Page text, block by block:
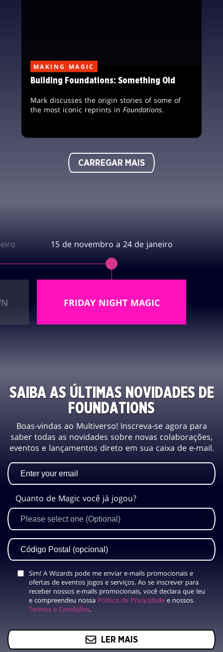
MAKING MAGIC
Building Foundations: Something Old
Mark discusses the origin stories of some of
the most iconic reprints in Foundations.
CARREGAR MAIS
15 de novembro a 24 de janeiro
FRIDAY NIGHT MAGIC
SAIBA AS ÚLTIMAS NOVIDADES DE
FOUNDATIONS
Boas-vindas ao Multiverso! Inscreva-se agora para
saber todas as novidades sobre novas colaborações,
eventos e lançamentos direto em sua caixa de e-mail.
Quanto de Magic você já jogou?
Sim! A Wizards pode me enviar e-mails promocionais e
ofertas de eventos jogos e serviços. Ao se inscrever para
receber nossos e-mails promocionais, você declara que leu
e compreendeu nossa Política de Privacidade e nossos
Termos e Condições.
LER MAIS